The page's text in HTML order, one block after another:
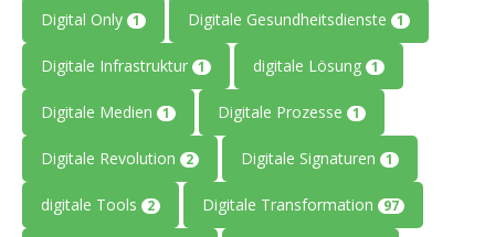
Digital Only 1 Digitale Gesundheitsdienste 1
Digitale Infrastruktur 1 digitale Lösung 1
Digitale Medien 1 Digitale Prozesse 1
Digitale Revolution 2 Digitale Signaturen 1
digitale Tools 2 Digitale Transformation 97